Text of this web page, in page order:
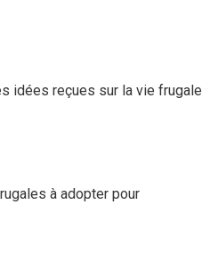
idées reçues sur la vie frugale
à adopter pour